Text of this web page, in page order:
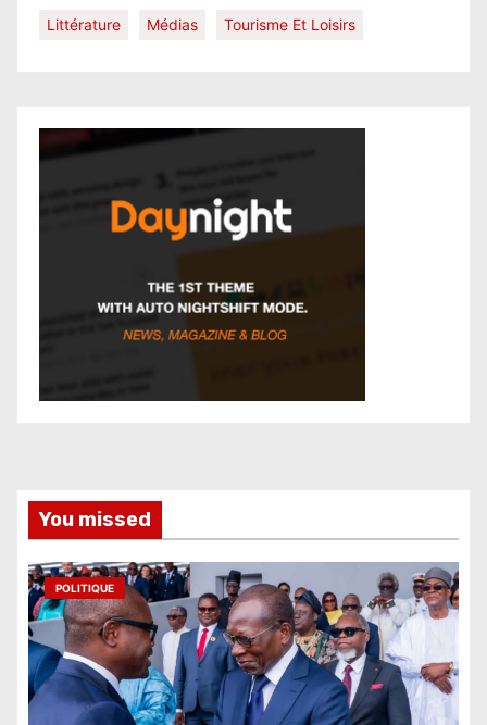
Littérature Médias Tourisme Et Loisirs
You missed
POLITIQUE